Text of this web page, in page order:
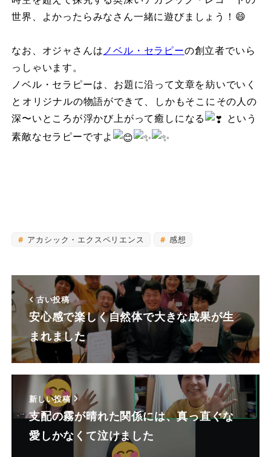
世界、よかったらみなさん一緒に遊びましょう！😄
なお、オジャさんはノベル・セラピ​ーの創立者でいら
っしゃいます。
ノベル・セラピーは⁡、お題に沿って文章を⁡紡いでいく
と⁡オリジナルの物語ができて、⁡しかもそこに⁡その人の
深〜いところが⁡浮かび上がって癒しになる
⁡ という
素敵なセラピーですよ
アカシック・エクスペリエンス 感想
古い投稿
安心感で楽しく自然体で大きな成果が生
まれました
新しい投稿
支配の霧が晴れた関係には、真っ直ぐな
愛しかなくて泣けました